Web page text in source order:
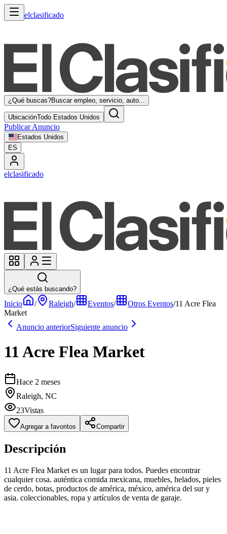
elclasificado
¿Qué buscas?Buscar empleo, servicio, auto...
UbicaciónTodo Estados Unidos
Publicar Anuncio
Estados Unidos
ES
elclasificado
¿Qué estás buscando?
Inicio / Raleigh/ Eventos/ Otros Eventos/11 Acre Flea
Market
Anuncio anteriorSiguiente anuncio
11 Acre Flea Market
Hace 2 meses
Raleigh, NC
23Vistas
Agregar a favoritos Compartir
Descripción
11 Acre Flea Market es un lugar para todos. Puedes encontrar
cualquier cosa. auténtica comida mexicana, muebles, helados, pieles
de cerdo, botas, productos de américa, méxico, américa del sur y
asia. coleccionables, ropa y artículos de venta de garaje.